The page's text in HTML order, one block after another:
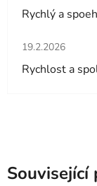
Rychlý a
Hodnocení
19.2.2026
Rychlost a
Související